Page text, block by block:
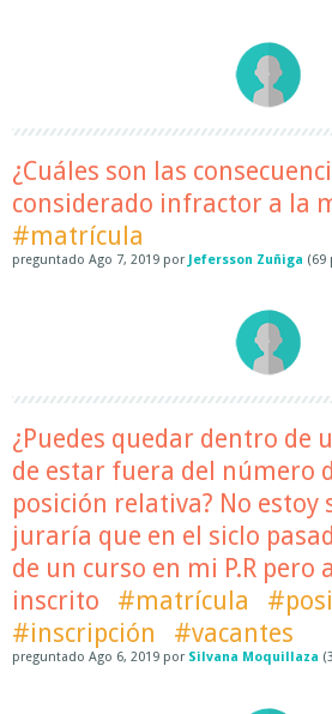
¿Cuáles son las
considerado infractor a la
#matrícula
preguntado Ago 7, 2019 por Jefersson Zuñiga (69
¿Puedes quedar dentro de
de estar fuera del número
posición relativa? No estoy
juraría que en el siclo
de un curso en mi P.R pero
inscrito
#matrícula
#inscripción
#vacantes
preguntado Ago 6, 2019 por Silvana Moquillaza (